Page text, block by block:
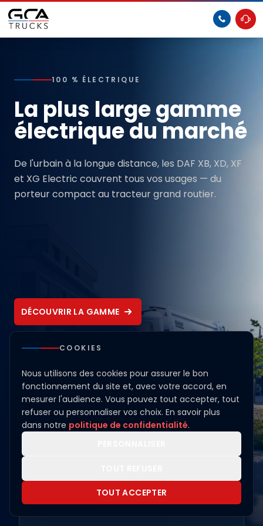
100 % ÉLECTRIQUE
La plus large gamme
électrique du marché
De l'urbain à la longue distance, les DAF XB, XD, XF
et XG Electric couvrent tous vos usages — du
porteur compact au tracteur grand routier.
DÉCOUVRIR LA GAMME
01/ 03
VÉHICULES NEUFS
Découvrir la gamme DAF
GARAGES
16 points de service à la hauteur de vos
COOKIES
Nous utilisons des cookies pour assurer le bon
fonctionnement du site et, avec votre accord, en
mesurer l'audience. Vous pouvez tout accepter, tout
refuser ou personnaliser vos choix. En savoir plus
dans notre politique de confidentialité.
TOUT ACCEPTER